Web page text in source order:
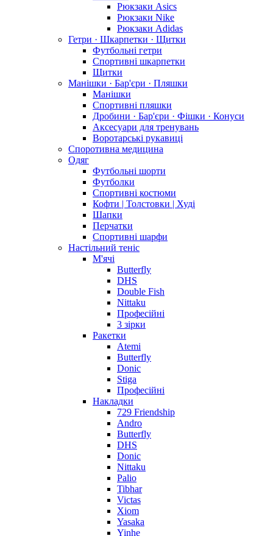
Рюкзаки Asics
Рюкзаки Nike
Рюкзаки Adidas
Гетри · Шкарпетки · Щитки
Футбольні гетри
Спортивні шкарпетки
Щитки
Манішки · Бар'єри · Пляшки
Манішки
Спортивні пляшки
Дробини · Бар'єри · Фішки · Конуси
Аксесуари для тренувань
Воротарські рукавиці
Споротивна медицина
Одяг
Футбольні шорти
Футболки
Спортивні костюми
Кофти | Толстовки | Худі
Шапки
Перчатки
Спортивні шарфи
Настільний теніс
М'ячі
Butterfly
DHS
Double Fish
Nittaku
Професійні
3 зірки
Ракетки
Atemi
Butterfly
Donic
Stiga
Професійні
Накладки
729 Friendship
Andro
Butterfly
DHS
Donic
Nittaku
Palio
Tibhar
Victas
Xiom
Yasaka
Yinhe